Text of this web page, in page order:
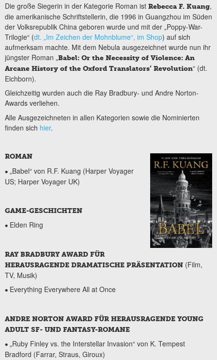
Die große Siegerin in der Kategorie Roman ist Rebecca F. Kuang,
die amerikanische Schriftstellerin, die 1996 in Guangzhou im Süden
der Volksrepublik China geboren wurde und mit der „Poppy-War-
Trilogie“ (dt. „Im Zeichen der Mohnblume“, im Shop) auf sich
aufmerksam machte. Mit dem Nebula ausgezeichnet wurde nun ihr
jüngster Roman „Babel: Or the Necessity of Violence: An
Arcane History of the Oxford Translators‘ Revolution“ (dt.
Eichborn).
Gleichzeitig wurden auch die Ray Bradbury- und Andre Norton-
Awards verliehen.
Alle Ausgezeichneten in allen Kategorien sowie die Nominierten
finden sich hier.
ROMAN
• „Babel“ von R.F. Kuang (Harper Voyager
US; Harper Voyager UK)
GAME-GESCHICHTEN
• Elden Ring
RAY BRADBURY AWARD FÜR
HERAUSRAGENDE DRAMATISCHE PRÄSENTATION (Film,
TV, Musik)
• Everything Everywhere All at Once
ANDRE NORTON AWARD FÜR HERAUSRAGENDE YOUNG
ADULT SF- UND FANTASY-ROMANE
• „Ruby Finley vs. the Interstellar Invasion“ von K. Tempest
Bradford (Farrar, Straus, Giroux)